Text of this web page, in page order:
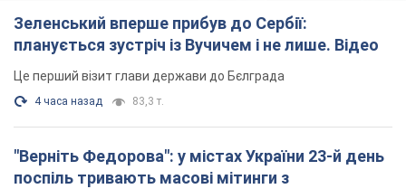
Зеленський вперше прибув до Сербії:
планується зустріч із Вучичем і не лише. Відео
Це перший візит глави держави до Бєлграда
4 часа назад 83,3 т.
"Верніть Федорова": у містах України 23-й день
поспіль тривають масові мітинги з